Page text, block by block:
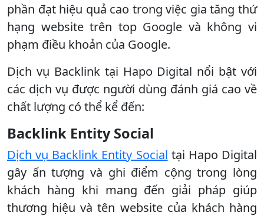
phần đạt hiệu quả cao trong việc gia tăng thứ
hạng website trên top Google và không vi
phạm điều khoản của Google.
Dịch vụ Backlink tại Hapo Digital nổi bật với
các dịch vụ được người dùng đánh giá cao về
chất lượng có thể kể đến:
Backlink Entity Social
Dịch vụ Backlink Entity Social tại Hapo Digital
gây ấn tượng và ghi điểm cộng trong lòng
khách hàng khi mang đến giải pháp giúp
thương hiệu và tên website của khách hàng